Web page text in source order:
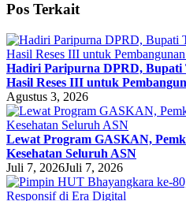
Pos Terkait
Hadiri Paripurna DPRD, Bupati
Hasil Reses III untuk
Agustus 3, 2026
Lewat Program GASKAN,
Kesehatan Seluruh ASN
Juli 7, 2026Juli 7, 2026